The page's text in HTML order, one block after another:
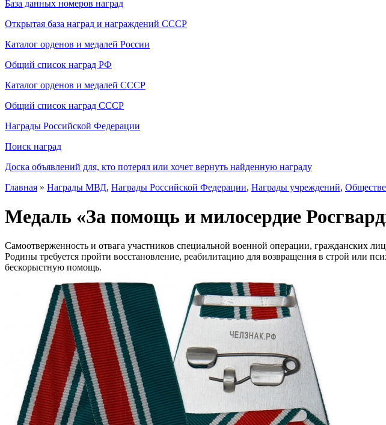
База данных номеров наград
Открытая база наград и награждений СССР
Каталог орденов и медалей России
Общий список наград РФ
Каталог орденов и медалей СССР
Общий список наград СССР
Награды Российской Федерации
Поиск наград
Доска объявлений для, кто потерял или хочет вернуть найденную награду
Главная » Награды МВД, Награды Российской Федерации, Награды учреждений,
Медаль «За помощь и милосердие
Самоотверженность и отвага участников специальной военной операции,
Родины требуется пройти восстановление, реабилитацию для возвращения в строй или
бескорыстную помощь.